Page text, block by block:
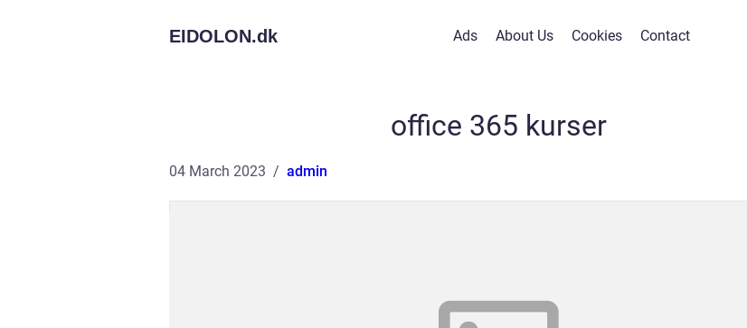
EIDOLON.dk Ads About Us Cookies Contact
office 365 kurser
04 March 2023 admin